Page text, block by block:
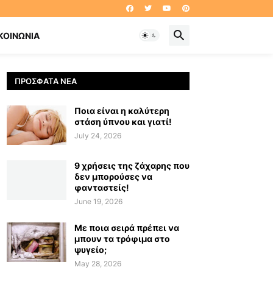
ΠΡΌΣΦΑΤΑ ΝΈΑ
Ποια είναι η καλύτερη
στάση ύπνου και γιατί!
July 24, 2026
9 χρήσεις της ζάχαρης που
δεν μπορούσες να
φανταστείς!
June 19, 2026
Με ποια σειρά πρέπει να
μπουν τα τρόφιμα στο
ψυγείο;
May 28, 2026